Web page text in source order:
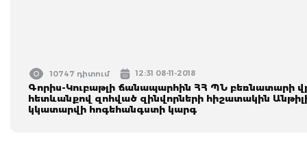
10747 դիտում 12:31 08-11-2018
Գորիս-Կուբաթլի ճանապարհին ՀՀ ՊՆ բեռնատարի
հետևանքով զոհված զինվորների հիշատակին
կկատարվի հոգեհանգստի կարգ